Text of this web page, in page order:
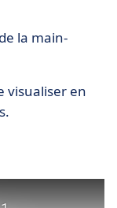
la main-
visualiser en